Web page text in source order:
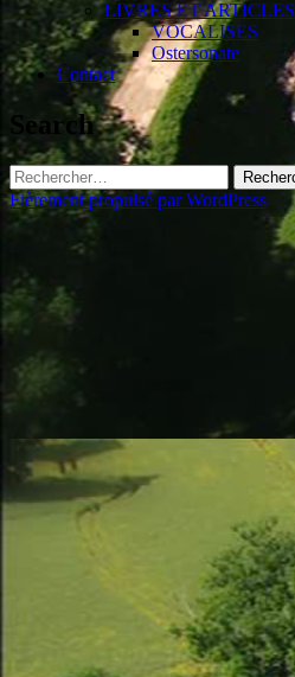
LIVRES ET ARTICLES
VOCALISES
Ostersonate
Contact
Search
Rechercher :
Fièrement propulsé par WordPress